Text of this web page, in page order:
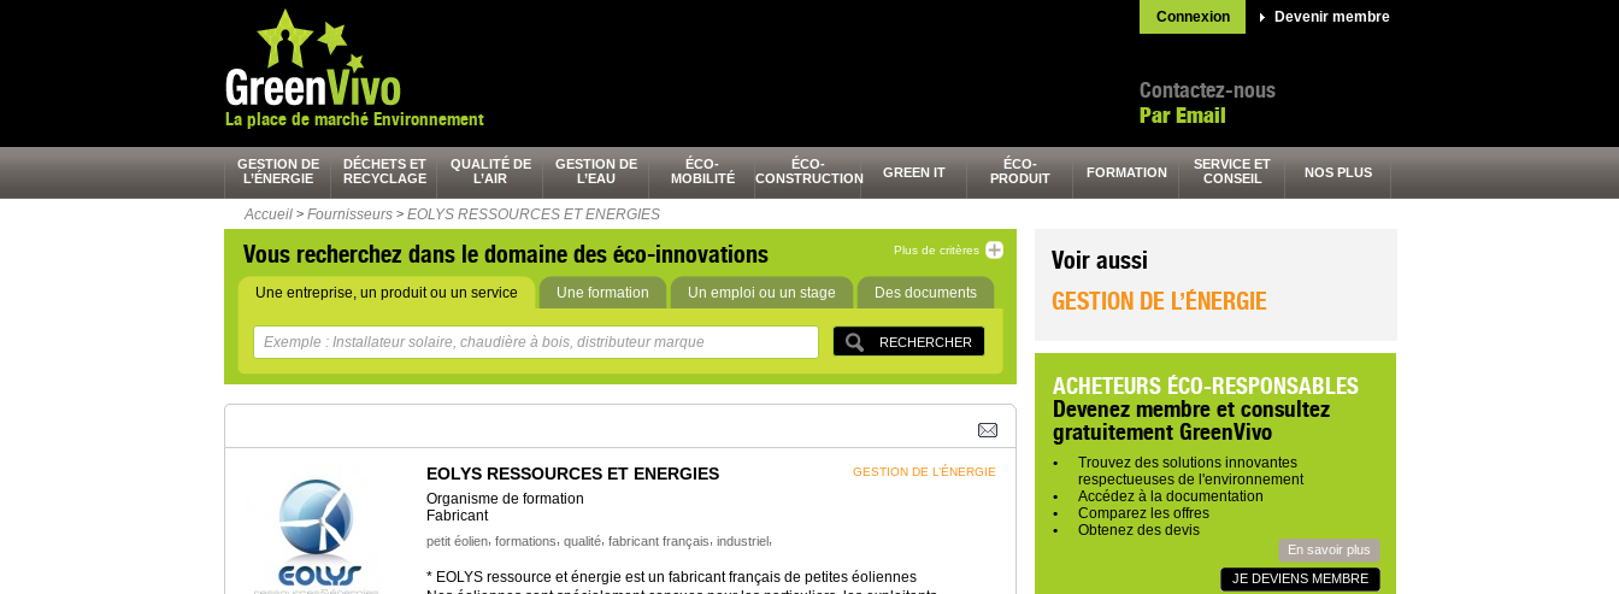
Connexion Devenir membre
Contactez-nous
Par Email
La place de marché Environnement
GESTION DE
L’ÉNERGIE
DÉCHETS ET
RECYCLAGE
QUALITÉ DE
L’AIR
GESTION DE
L’EAU
ÉCO-
MOBILITÉ
ÉCO-
CONSTRUCTION
GREEN IT
ÉCO-
PRODUIT
FORMATION
SERVICE ET
CONSEIL
NOS PLUS
Accueil > Fournisseurs > EOLYS RESSOURCES ET ENERGIES
Vous recherchez dans le domaine des éco-innovations Plus de critères
Une entreprise, un produit ou un service Une formation Un emploi ou un stage Des documents
EOLYS RESSOURCES ET ENERGIES
Organisme de formation
Fabricant
petit éolien, formations qualité, fabricant français industriel,
GESTION DE L’ÉNERGIE
* EOLYS ressource et énergie est un fabricant français de petites éoliennes
Voir aussi
GESTION DE L’ÉNERGIE
ACHETEURS ÉCO-RESPONSABLES
Devenez membre et consultez
gratuitement GreenVivo
Trouvez des solutions innovantes
respectueuses de l'environnement
Accédez à la documentation
Comparez les offres
Obtenez des devis
En savoir plus
JE DEVIENS MEMBRE